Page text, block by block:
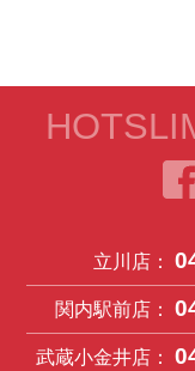
立川店：
関内駅前店：
武蔵小金井店：